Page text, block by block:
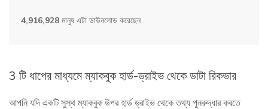
4,916,928 মানুষ এটা ডাউনলোড করেছেন
3 টি ধাপের মাধ্যমে ম্যাকবুক হার্ড-ড্রাইভ থেকে ডাটা রিকভার
আপনি যদি একটি সুস্থ ম্যাকবুক উপর হার্ড ড্রাইভ থেকে তথ্য পুনরুদ্ধার করতে